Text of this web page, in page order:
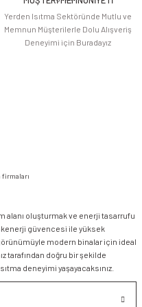
Yerden Isıtma Sektöründe Mutlu ve
Memnun Müşterilerle Dolu Alışveriş
Deneyimi için Buradayız
alanı oluşturmak ve enerji tasarrufu
güvencesi ile yüksek
modern binalar için ideal
tarafından doğru bir şekilde
deneyimi yaşayacaksınız.